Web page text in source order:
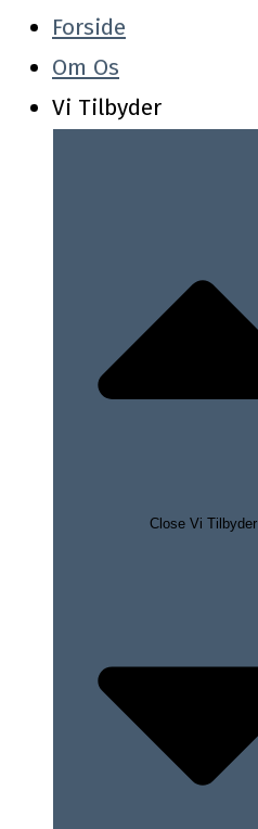
Forside
Om Os
Vi Tilbyder
Close Vi Tilbyder